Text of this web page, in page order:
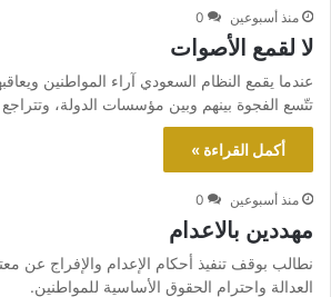
منذ أسبوعين 0
لا لقمع الأصوات
عندما يقمع النظام السعودي آراء المواطنين
تتّسع الفجوة بينهم وبين مؤسسات الدولة،
أكمل القراءة »
منذ أسبوعين 0
مهددين بالاعدام
نطالب بوقف تنفيذ أحكام الإعدام والإفراج عن
العدالة واحترام الحقوق الأساسية للمواطنين.